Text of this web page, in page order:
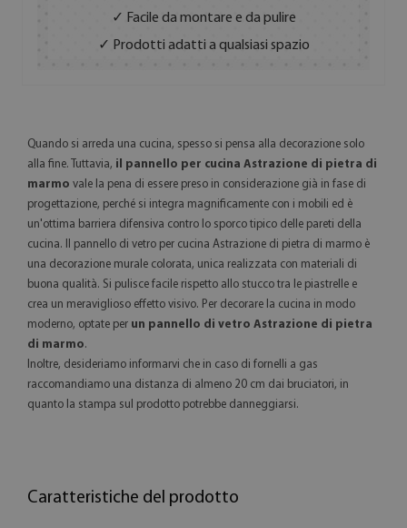
✓ Facile da montare e da pulire
✓ Prodotti adatti a qualsiasi spazio
Quando si arreda una cucina, spesso si pensa alla decorazione solo
alla fine. Tuttavia, il pannello per cucina Astrazione di pietra di
marmo vale la pena di essere preso in considerazione già in fase di
progettazione, perché si integra magnificamente con i mobili ed è
un'ottima barriera difensiva contro lo sporco tipico delle pareti della
cucina. Il pannello di vetro per cucina Astrazione di pietra di marmo è
una decorazione murale colorata, unica realizzata con materiali di
buona qualità. Si pulisce facile rispetto allo stucco tra le piastrelle e
crea un meraviglioso effetto visivo. Per decorare la cucina in modo
moderno, optate per un pannello di vetro Astrazione di pietra
di marmo.
Inoltre, desideriamo informarvi che in caso di fornelli a gas
raccomandiamo una distanza di almeno 20 cm dai bruciatori, in
quanto la stampa sul prodotto potrebbe danneggiarsi.
Caratteristiche del prodotto